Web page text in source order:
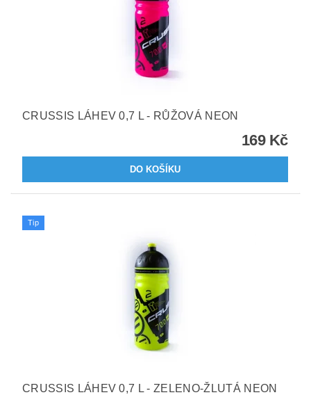
CRUSSIS LÁHEV 0,7 L - RŮŽOVÁ NEON
169 Kč
Tip
CRUSSIS LÁHEV 0,7 L - ZELENO-ŽLUTÁ NEON